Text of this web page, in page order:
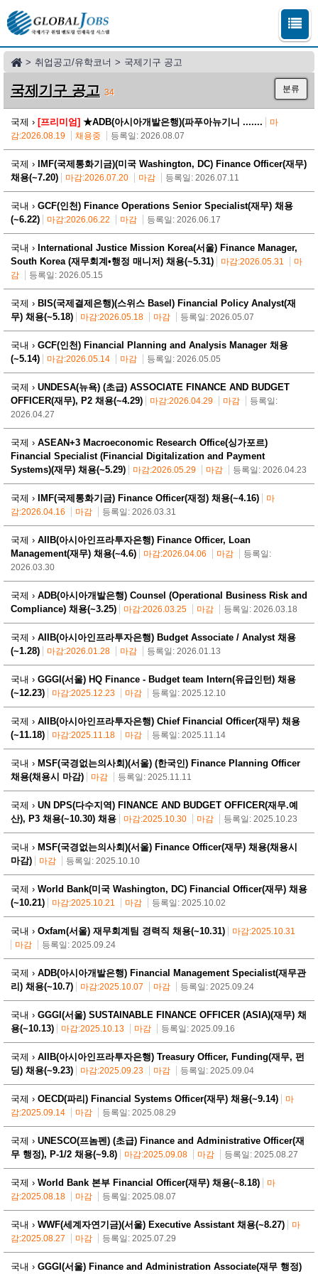
> 취업공고/유학코너 > 국제기구 공고
국제기구 공고 34 분류
국제 › [프리미엄] ★ADB(아시아개발은행)(파푸아뉴기니 .......
마
감:2026.08.19
채용중 등록일: 2026.08.07
국제 ›
IMF(국제통화기금)(미국 Washington, DC) Finance Officer(재무)
채용(~7.20)
마감:2026.07.20 마감 등록일: 2026.07.11
국내 › GCF(인천) Finance Operations Senior Specialist(재무) 채용
(~6.22)
마감:2026.06.22 마감 등록일: 2026.06.17
국내 › International Justice Mission Korea(서울) Finance Manager,
South Korea (재무회계•행정 매니저) 채용(~5.31)
마감:2026.05.31
마
감
등록일: 2026.05.15
국제 › BIS(국제결제은행)(스위스 Basel) Financial Policy Analyst(재
무) 채용(~5.18)
마감:2026.05.18 마감 등록일: 2026.05.07
국내 › GCF(인천) Financial Planning and Analysis Manager 채용
(~5.14)
마감:2026.05.14 마감 등록일: 2026.05.05
국제 › UNDESA(뉴욕) (초급) ASSOCIATE FINANCE AND BUDGET
OFFICER(재무), P2 채용(~4.29)
마감:2026.04.29 마감
등록일:
2026.04.27
국제 › ASEAN+3 Macroeconomic Research Office(싱가포르)
Financial Specialist (Financial Digitalization and Payment
Systems)(재무) 채용(~5.29)
마감:2026.05.29 마감 등록일: 2026.04.23
국제 › IMF(국제통화기금) Finance Officer(재정) 채용(~4.16)
마
감:2026.04.16
마감 등록일: 2026.03.31
국제 › AIIB(아시아인프라투자은행) Finance Officer, Loan
Management(재무) 채용(~4.6)
마감:2026.04.06 마감
등록일:
2026.03.30
국제 › ADB(아시아개발은행) Counsel (Operational Business Risk and
Compliance) 채용(~3.25)
마감:2026.03.25 마감 등록일: 2026.03.18
국제 › AIIB(아시아인프라투자은행) Budget Associate / Analyst 채용
(~1.28)
마감:2026.01.28 마감 등록일: 2026.01.13
국내 › GGGI(서울) HQ Finance - Budget team Intern(유급인턴) 채용
(~12.23)
마감:2025.12.23 마감 등록일: 2025.12.10
국제 › AIIB(아시아인프라투자은행) Chief Financial Officer(재무) 채용
(~11.18)
마감:2025.11.18 마감 등록일: 2025.11.14
국내 › MSF(국경없는의사회)(서울) (한국인) Finance Planning Officer
채용(채용시 마감)
마감 등록일: 2025.11.11
국제 › UN DPS(다수지역) FINANCE AND BUDGET OFFICER(재무.예
산), P3 채용(~10.30) 채용
마감:2025.10.30 마감 등록일: 2025.10.23
국내 › MSF(국경없는의사회)(서울) Finance Officer(재무) 채용(채용시
마감)
마감 등록일: 2025.10.10
국제 › World Bank(미국 Washington, DC) Financial Officer(재무) 채용
(~10.21)
마감:2025.10.21 마감 등록일: 2025.10.02
국내 › Oxfam(서울) 재무회계팀 경력직 채용(~10.31)
마감:2025.10.31
마감
등록일: 2025.09.24
국제 › ADB(아시아개발은행) Financial Management Specialist(재무관
리) 채용(~10.7)
마감:2025.10.07 마감 등록일: 2025.09.24
국내 › GGGI(서울) SUSTAINABLE FINANCE OFFICER (ASIA)(재무) 채
용(~10.13)
마감:2025.10.13 마감 등록일: 2025.09.16
국제 › AIIB(아시아인프라투자은행) Treasury Officer, Funding(재무, 펀
딩) 채용(~9.23)
마감:2025.09.23 마감 등록일: 2025.09.04
국제 › OECD(파리) Financial Systems Officer(재무) 채용(~9.14)
마
감:2025.09.14
마감 등록일: 2025.08.29
국제 › UNESCO(프놈펜) (초급) Finance and Administrative Officer(재
무 행정), P-1/2 채용(~9.8)
마감:2025.09.08 마감 등록일: 2025.08.27
국제 › World Bank 본부 Financial Officer(재무) 채용(~8.18)
마
감:2025.08.18
마감 등록일: 2025.08.07
국내 › WWF(세계자연기금)(서울) Executive Assistant 채용(~8.27)
마
감:2025.08.27
마감 등록일: 2025.07.29
국내 › GGGI(서울) Finance and Administration Associate(재무 행정)